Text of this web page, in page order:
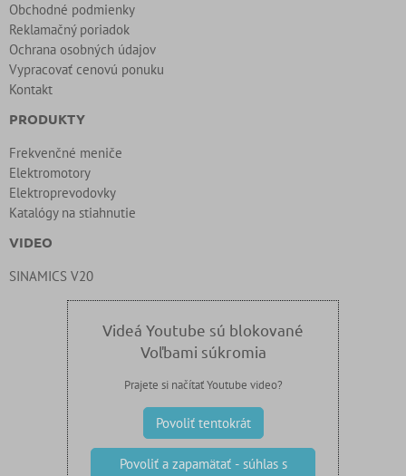
Obchodné podmienky
Reklamačný poriadok
Ochrana osobných údajov
Vypracovať cenovú ponuku
Kontakt
PRODUKTY
Frekvenčné meniče
Elektromotory
Elektroprevodovky
Katalógy na stiahnutie
VIDEO
SINAMICS V20
Videá Youtube sú blokované
Voľbami súkromia
Prajete si načítať Youtube video?
Povoliť tentokrát
Povoliť a zapamätať - súhlas s